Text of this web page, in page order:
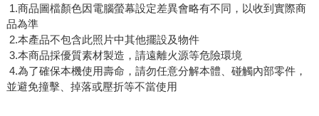
1.商品圖檔顏色因電腦螢幕設定差異會略有不同，以收到實際商
品為準
2.本產品不包含此照片中其他擺設及物件
3.本商品採優質素材製造，請遠離火源等危險環境
4.為了確保本機使用壽命，請勿任意分解本體、碰觸內部零件，
並避免撞擊、掉落或壓折等不當使用